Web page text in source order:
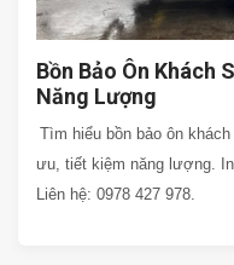
Bồn Bảo Ôn Khách
Năng Lượng
Tìm hiểu bồn bảo ôn
ưu, tiết kiệm năng lượng.
Liên hệ: 0978 427 978.